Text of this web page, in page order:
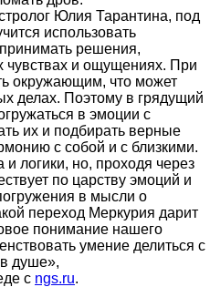
Юлия Тарантина, под
использовать
решения,
чувствах и ощущениях. При
окружающим, что может
делах. Поэтому в грядущий
в эмоции с
их и подбирать верные
с собой и с близкими.
логики, но, проходя через
по царству эмоций и
в мысли о
переход Меркурия дарит
понимание нашего
умение делиться с
душе»,
с ngs.ru.